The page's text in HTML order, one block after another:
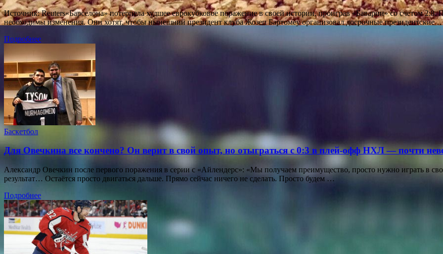
Источник: Reuters«Барселона» потерпела худшее еврокубковое поражение в своей истории, проиграв «Баварии» со счетом
необходимы изменения. Они хотят, чтобы нынешний президент клуба Жозеп Бартомеу организовал досрочные президентские
Подробнее
Баскетбол
Для Овечкина все кончено? Он верит в свой опыт, но отыграться с 0:3 в плей-офф НХЛ — почти
Александр Овечкин после первого поражения в серии с «Айлендерс»: «Мы получаем преимущество, просто нужно играть в
результат… Остаётся просто двигаться дальше. Прямо сейчас ничего не сделать. Просто будем …
Подробнее